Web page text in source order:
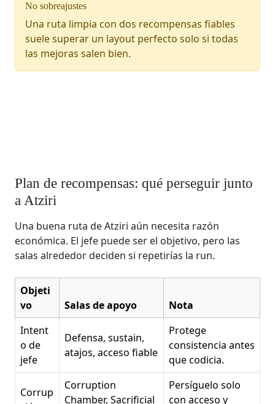
No sobreajustes
Una ruta limpia con dos recompensas fiables
suele superar un layout perfecto solo si todas
las mejoras salen bien.
Plan de recompensas: qué perseguir junto
a Atziri
Una buena ruta de Atziri aún necesita razón
económica. El jefe puede ser el objetivo, pero las
salas alrededor deciden si repetirías la run.
Objeti
vo
Salas de apoyo
Nota
Intent
o de
jefe
Defensa, sustain,
atajos, acceso fiable
Protege
consistencia antes
que codicia.
Corrup
Corruption
Chamber, Sacrificial
Persíguelo solo
con acceso y